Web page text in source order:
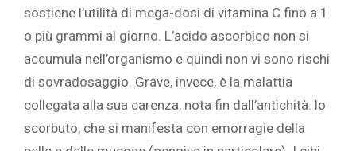
sostiene l’utilità di mega-dosi di vitamina C fino a 1
o più grammi al giorno. L’acido ascorbico non si
accumula nell’organismo e quindi non vi sono rischi
di sovradosaggio. Grave, invece, è la malattia
collegata alla sua carenza, nota fin dall’antichità: lo
scorbuto, che si manifesta con emorragie della